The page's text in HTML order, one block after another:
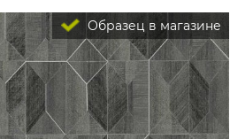
Образец в магазине